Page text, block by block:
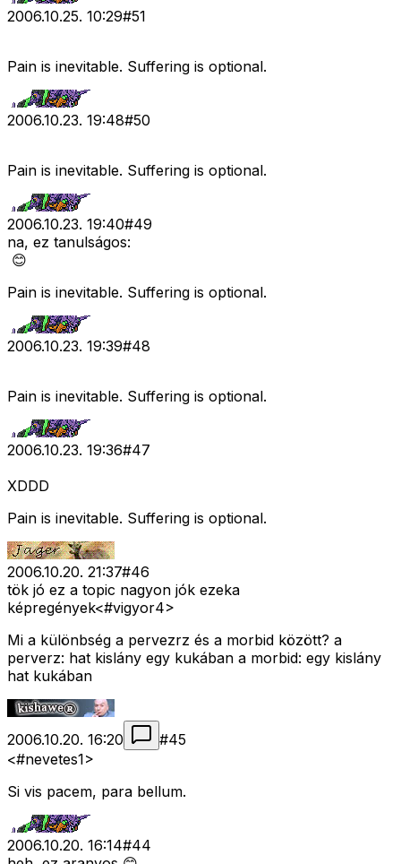
2006.10.25. 10:29#51
Pain is inevitable. Suffering is optional.
2006.10.23. 19:48#50
Pain is inevitable. Suffering is optional.
2006.10.23. 19:40#49
na, ez tanulságos:
😊
Pain is inevitable. Suffering is optional.
2006.10.23. 19:39#48
Pain is inevitable. Suffering is optional.
2006.10.23. 19:36#47
XDDD
Pain is inevitable. Suffering is optional.
2006.10.20. 21:37#46
tök jó ez a topic nagyon jók ezeka
képregények<#vigyor4>
Mi a különbség a pervezrz és a morbid között? a
perverz: hat kislány egy kukában a morbid: egy kislány
hat kukában
2006.10.20. 16:20 #45
<#nevetes1>
Si vis pacem, para bellum.
2006.10.20. 16:14#44